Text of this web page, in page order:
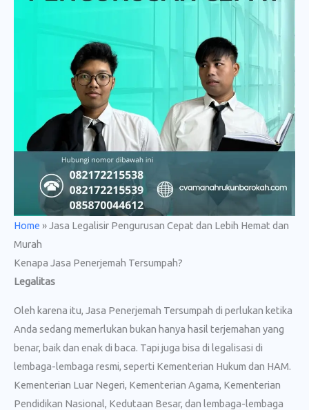
Home »Jasa Legalisir Pengurusan Cepat dan Lebih Hemat dan
Murah
Kenapa Jasa Penerjemah Tersumpah?
Legalitas
Oleh karena itu, Jasa Penerjemah Tersumpah di perlukan ketika
Anda sedang memerlukan bukan hanya hasil terjemahan yang
benar, baik dan enak di baca. Tapi juga bisa di legalisasi di
lembaga-lembaga resmi, seperti Kementerian Hukum dan HAM.
Kementerian Luar Negeri, Kementerian Agama, Kementerian
Pendidikan Nasional, Kedutaan Besar, dan lembaga-lembaga